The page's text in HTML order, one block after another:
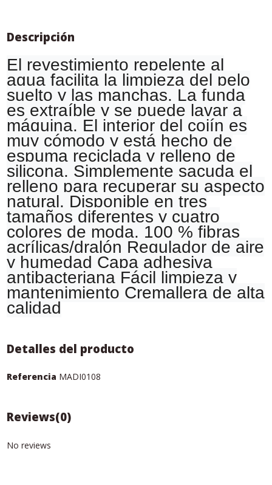
Descripción
El revestimiento repelente al
agua facilita la limpieza del pelo
suelto y las manchas. La funda
es extraíble y se puede lavar a
máquina. El interior del cojín es
muy cómodo y está hecho de
espuma reciclada y relleno de
silicona. Simplemente sacuda el
relleno para recuperar su aspecto
natural. Disponible en tres
tamaños diferentes y cuatro
colores de moda. 100 % fibras
acrílicas/dralón Regulador de aire
y humedad Capa adhesiva
antibacteriana Fácil limpieza y
mantenimiento Cremallera de alta
calidad
Detalles del producto
Referencia MADI0108
Reviews(0)
No reviews